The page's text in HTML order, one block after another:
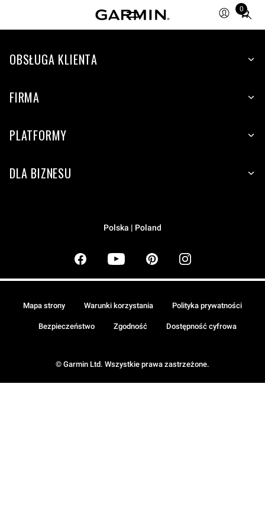
0
Total
items
cart:
OBSŁUGA KLIENTA
FIRMA
PLATFORMY
DLA BIZNESU
Polska | Poland
© Garmin Ltd. Wszystkie prawa zastrzeżone.
Mapa strony Warunki korzystania Polityka prywatności
Bezpieczeństwo Zgodność Dostępność cyfrowa